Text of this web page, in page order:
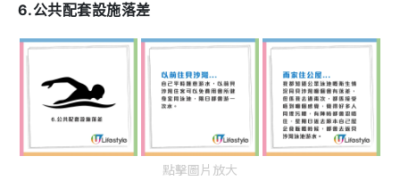
6.公共配套設施落差
點擊圖片放大